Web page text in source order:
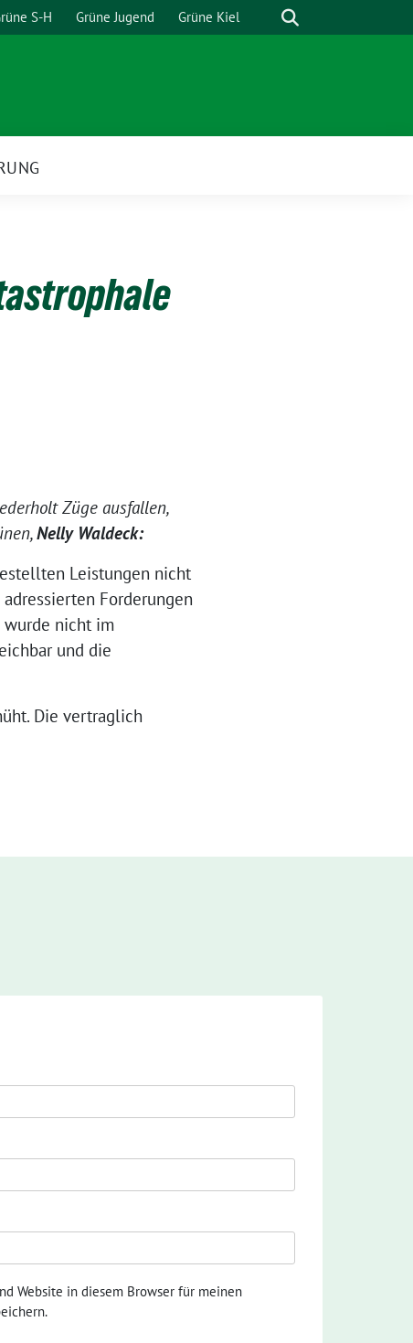
S-H Grüne Jugend Grüne Kiel Suche
Züge ausfallen,
Nelly Waldeck:
Leistungen nicht
Forderungen
wurde nicht im
und die
Die vertraglich
Website in diesem Browser für meinen